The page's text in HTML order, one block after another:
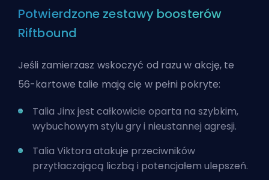
Potwierdzone zestawy boosterów
Riftbound
Jeśli zamierzasz wskoczyć od razu w akcję, te
56-kartowe talie mają cię w pełni pokryte:
Talia Jinx jest całkowicie oparta na szybkim,
wybuchowym stylu gry i nieustannej agresji.
Talia Viktora atakuje przeciwników
przytłaczającą liczbą i potencjałem ulepszeń.